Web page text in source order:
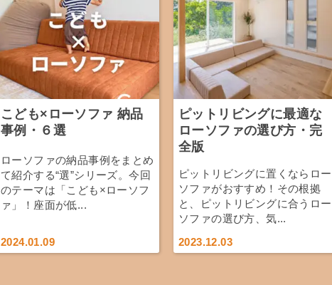
こども×ローソファ 納品
事例・６選
ローソファの納品事例をまとめ
て紹介する“選”シリーズ。今回
のテーマは「こども×ローソフ
ァ」！座面が低...
2024.01.09
ピットリビングに最適な
ローソファの選び方・完
全版
ピットリビングに置くならロー
ソファがおすすめ！その根拠
と、ピットリビングに合うロー
ソファの選び方、気...
2023.12.03